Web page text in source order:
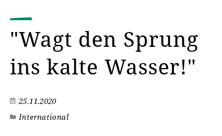
"Wagt den Sprung
ins kalte Wasser!"
25.11.2020
International